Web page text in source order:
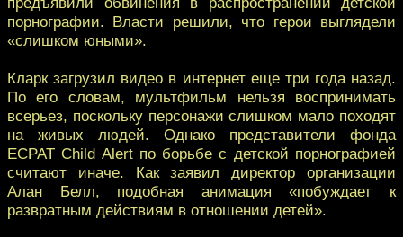
порнографии. Власти решили, что герои выглядели
«слишком юными».
Кларк загрузил видео в интернет еще три года назад.
По его словам, мультфильм нельзя воспринимать
всерьез, поскольку персонажи слишком мало походят
на живых людей. Однако представители фонда
ECPAT Child Alert по борьбе с детской порнографией
считают иначе. Как заявил директор организации
Алан Белл, подобная анимация «побуждает к
развратным действиям в отношении детей».